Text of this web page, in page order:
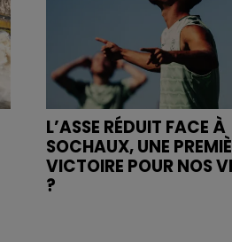
L’ASSE RÉDUIT FACE À
SOCHAUX, UNE
VICTOIRE POUR NOS
?